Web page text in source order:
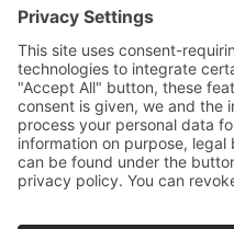
dämmung förderung
türen
rund ums haus
fotovoltaik
fußboden
hausbau
feuer kamin